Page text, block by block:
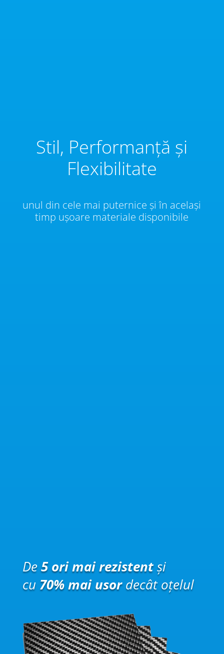
Stil, Performanță și
Flexibilitate
unul din cele mai puternice și în același
timp ușoare materiale disponibile
De5 ori mai rezistentși
cu 70% mai usordecât oțelul